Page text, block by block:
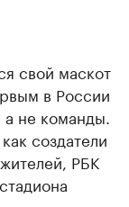
свой маскот
в России
не команды.
создатели
РБК